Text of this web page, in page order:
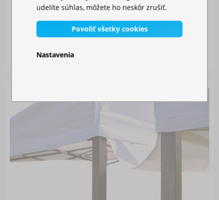
MOSKYTIÉRA NA STAN
udelíte súhlas, môžete ho neskôr zrušiť.
Povoliť všetky cookies
Nastavenia